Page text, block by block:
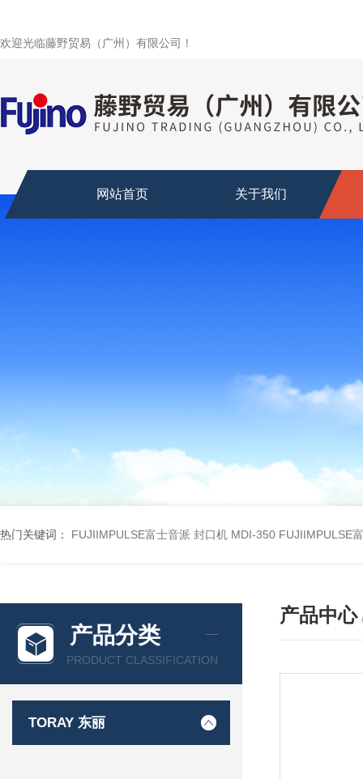
欢迎光临藤野贸易（广州）有限公司！
网站首页 关于我们
热门关键词： FUJIIMPULSE富士音派 封口机 MDI-350 FUJIIMPULSE
产品分类
PRODUCT CLASSIFICATION
TORAY 东丽
产品中心